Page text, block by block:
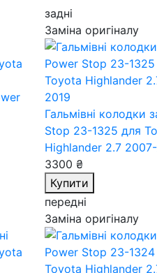
задні
Заміна оригіналу
Гальмівні колодки
Stop 23-1325 для
Highlander 2.7
3300 ₴
Купити
передні
Заміна оригіналу